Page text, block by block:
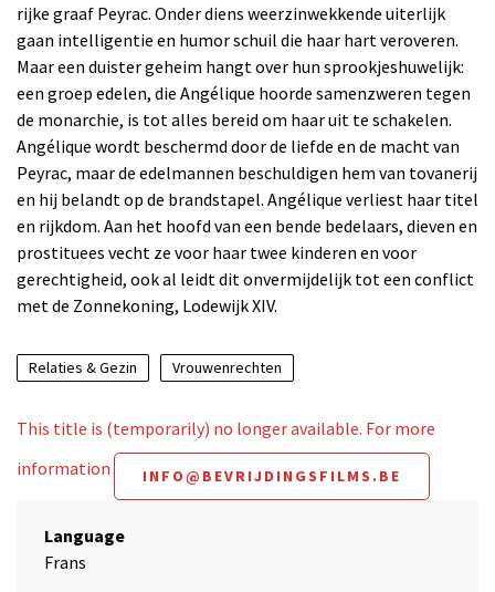
rijke graaf Peyrac. Onder diens weerzinwekkende uiterlijk
gaan intelligentie en humor schuil die haar hart veroveren.
Maar een duister geheim hangt over hun sprookjeshuwelijk:
een groep edelen, die Angélique hoorde samenzweren tegen
de monarchie, is tot alles bereid om haar uit te schakelen.
Angélique wordt beschermd door de liefde en de macht van
Peyrac, maar de edelmannen beschuldigen hem van tovanerij
en hij belandt op de brandstapel. Angélique verliest haar titel
en rijkdom. Aan het hoofd van een bende bedelaars, dieven en
prostituees vecht ze voor haar twee kinderen en voor
gerechtigheid, ook al leidt dit onvermijdelijk tot een conflict
met de Zonnekoning, Lodewijk XIV.
Relaties & Gezin Vrouwenrechten
This title is (temporarily) no longer available. For more
information
INFO@BEVRIJDINGSFILMS.BE
Language
Frans